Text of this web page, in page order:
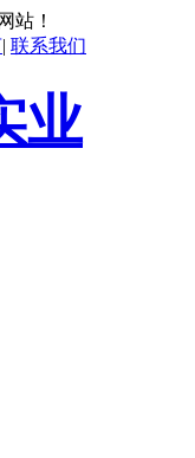
站！
| 联系我们